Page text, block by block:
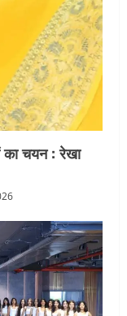
का चयन : रेखा